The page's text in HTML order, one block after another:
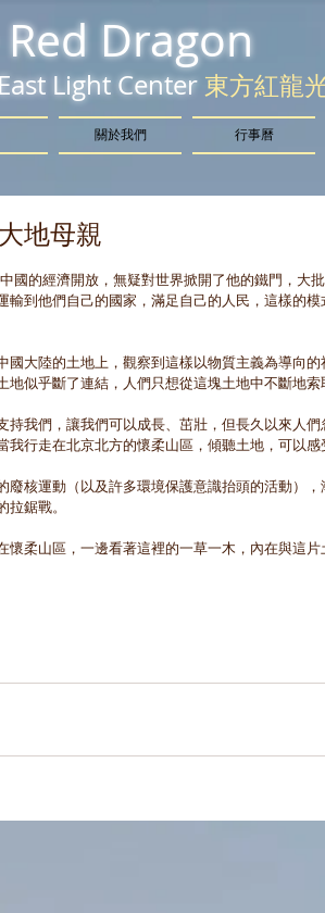
Dragon
Light Center 東方紅龍
關於我們 行事曆
地母親
輸到他們自己的國家，滿足自己的人民，這樣的
國大陸的土地上，觀察到這樣以物質主義為導向
地似乎斷了連結，人們只想從這塊土地中不斷地
持我們，讓我們可以成長、茁壯，但長久以來人
我行走在北京北方的懷柔山區，傾聽土地，可以
廢核運動（以及許多環境保護意識抬頭的活動）
拉鋸戰。
懷柔山區，一邊看著這裡的一草一木，內在與這